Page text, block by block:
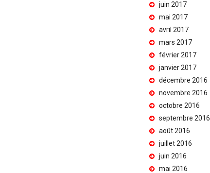
juin 2017
mai 2017
avril 2017
mars 2017
février 2017
janvier 2017
décembre 2016
novembre 2016
octobre 2016
septembre 2016
août 2016
juillet 2016
juin 2016
mai 2016